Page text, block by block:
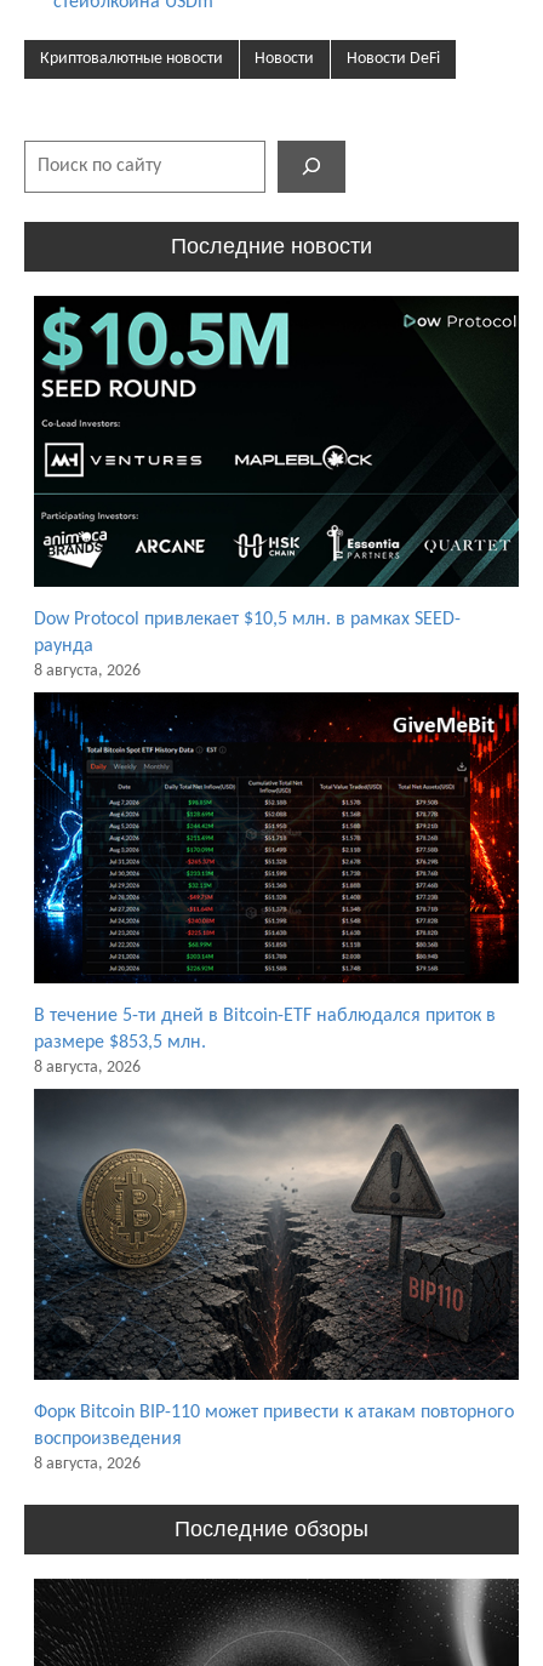
Криптовалютные новости Новости Новости DeFi
Последние новости
Dow Protocol привлекает $10,5 млн. в рамках SEED-
раунда
8 августа, 2026
В течение 5-ти дней в Bitcoin-ETF наблюдался приток в
размере $853,5 млн.
8 августа, 2026
Форк Bitcoin BIP-110 может привести к атакам повторного
воспроизведения
8 августа, 2026
Последние обзоры